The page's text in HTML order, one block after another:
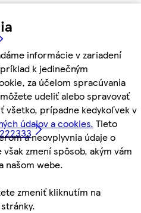
informácie v zariadení
k jedinečným
za účelom spracúvania
udeliť alebo spravovať
všetko, prípadne kedykoľvek v
údajov a cookies. Tieto
a neovplyvnia údaje o
zmení spôsob, akým vám
našom webe.
zmeniť kliknutím na